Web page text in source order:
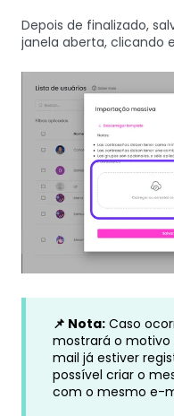
Depois de finalizado,
janela aberta, clicando
📌 Nota: Caso
mostrará o
mail já estiver
possível criar o
com o mesmo e-